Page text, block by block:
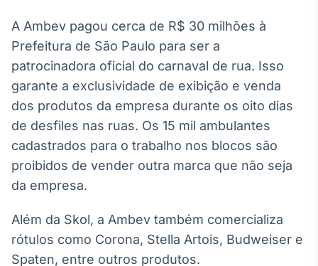
BroadFast
Em breve
Em breve
A Ambev pagou cerca de R$ 30 milhões à
Prefeitura de São Paulo para ser a
patrocinadora oficial do carnaval de rua. Isso
garante a exclusividade de exibição e venda
dos produtos da empresa durante os oito dias
de desfiles nas ruas. Os 15 mil ambulantes
cadastrados para o trabalho nos blocos são
proibidos de vender outra marca que não seja
da empresa.
Além da Skol, a Ambev também comercializa
rótulos como Corona, Stella Artois, Budweiser e
Spaten, entre outros produtos.